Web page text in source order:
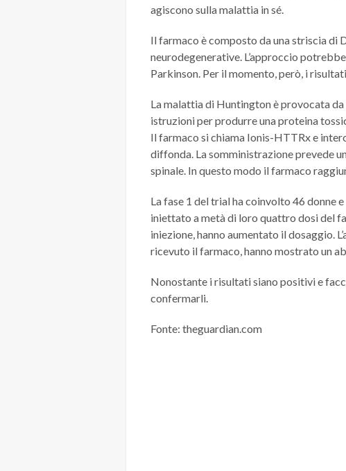
agiscono sulla malattia in sé.
Il farmaco è composto da una striscia
neurodegenerative. L’approccio
Parkinson. Per il momento, però, i
La malattia di Huntington è provocata
istruzioni per produrre una proteina
Il farmaco si chiama Ionis-HTTRx e
diffonda. La somministrazione prevede
spinale. In questo modo il farmaco
La fase 1 del trial ha coinvolto 46 donne
iniettato a metà di loro quattro dosi del
iniezione, hanno aumentato il dosaggio.
ricevuto il farmaco, hanno mostrato un
Nonostante i risultati siano positivi e
confermarli.
Fonte: theguardian.com